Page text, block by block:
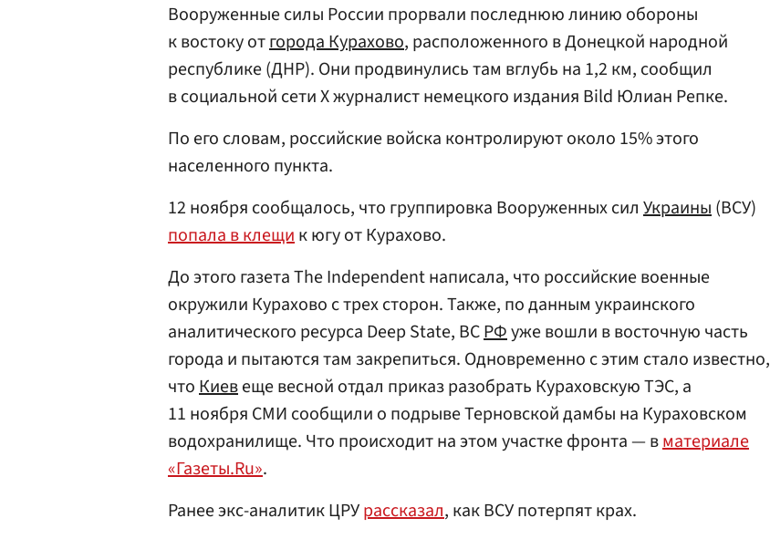
Вооруженные силы России прорвали последнюю линию обороны
к востоку отгорода Курахово, расположенного в Донецкой народной
республике (ДНР). Они продвинулись там вглубь на 1,2 км, сообщил
в социальной сети X журналист немецкого издания Bild Юлиан Репке.
По его словам, российские войска контролируют около 15% этого
населенного пункта.
12 ноября сообщалось, что группировка Вооруженных сил Украины(ВСУ)
попала в клещик югу от Курахово.
До этого газета The Independent написала, что российские военные
окружили Курахово с трех сторон. Также, по данным украинского
аналитического ресурса Deep State, ВСРФуже вошли в восточную часть
города и пытаются там закрепиться. Одновременно с этим стало известно,
чтоКиевеще весной отдал приказ разобрать Кураховскую ТЭС, а
11 ноября СМИ сообщили о подрыве Терновской дамбы на Кураховском
водохранилище. Что происходит на этом участке фронта — вматериале
«Газеты.Ru».
Ранее экс-аналитик ЦРУрассказал, как ВСУ потерпят крах.